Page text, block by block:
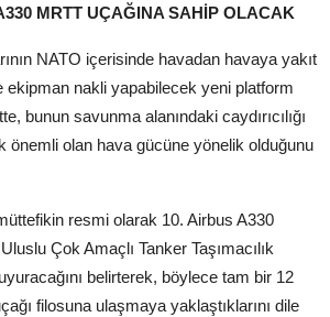
MRTT UÇAĞINA SAHİP OLACAK
NATO içerisinde havadan havaya yakıt
ekipman nakli yapabilecek yeni platform
bunun savunma alanındaki caydırıcılığı
önemli olan hava gücüne yönelik olduğunu
resmi olarak 10. Airbus A330
Çok Amaçlı Tanker Taşımacılık
belirterek, böylece tam bir 12
filosuna ulaşmaya yaklaştıklarını dile